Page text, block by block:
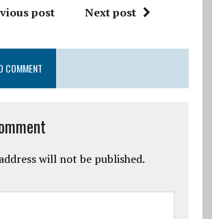
post Next post
COMMENT
will not be published.